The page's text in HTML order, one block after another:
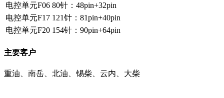
电控单元F06 80针：48pin+32pin
电控单元F17 121针：81pin+40pin
电控单元F20 154针：90pin+64pin
主要客户
重油、南岳、北油、锡柴、云内、大柴